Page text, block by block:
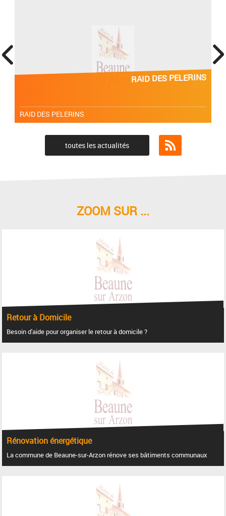
RAID DES PELERINS
RAID DES PELERINS
toutes les actualités
ZOOM SUR ...
Retour à Domicile
Besoin d'aide pour organiser le retour à domicile ?
Rénovation énergétique
La commune de Beaune-sur-Arzon rénove ses bâtiments communaux